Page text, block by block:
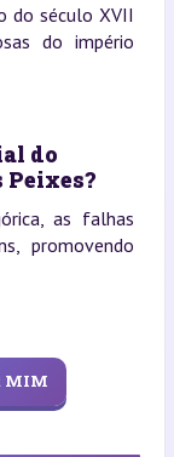
do século XVII
do império
do
Peixes?
as falhas
promovendo
MIM